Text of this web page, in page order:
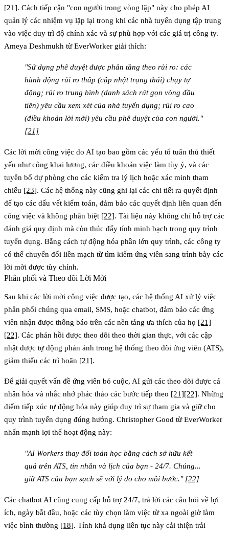
[21]. Cách tiếp cận "con người trong vòng lặp" này cho phép AI
quản lý các nhiệm vụ lặp lại trong khi các nhà tuyển dụng tập trung
vào việc duy trì độ chính xác và sự phù hợp với các giá trị công ty.
Ameya Deshmukh từ EverWorker giải thích:
"Sử dụng phê duyệt được phân tầng theo rủi ro: các
hành động rủi ro thấp (cập nhật trạng thái) chạy tự
động; rủi ro trung bình (danh sách rút gọn vòng đầu
tiên) yêu cầu xem xét của nhà tuyển dụng; rủi ro cao
(điều khoản lời mời) yêu cầu phê duyệt của con người."
[21]
Các lời mời công việc do AI tạo bao gồm các yếu tố tuân thủ thiết
yếu như công khai lương, các điều khoản việc làm tùy ý, và các
tuyên bố dự phòng cho các kiểm tra lý lịch hoặc xác minh tham
chiếu [23]. Các hệ thống này cũng ghi lại các chi tiết ra quyết định
để tạo các dấu vết kiểm toán, đảm bảo các quyết định liên quan đến
công việc và không phân biệt [22]. Tài liệu này không chỉ hỗ trợ các
đánh giá quy định mà còn thúc đẩy tính minh bạch trong quy trình
tuyển dụng. Bằng cách tự động hóa phần lớn quy trình, các công ty
có thể chuyển đổi liền mạch từ tìm kiếm ứng viên sang trình bày các
lời mời được tùy chỉnh.
Phân phối và Theo dõi Lời Mời
Sau khi các lời mời công việc được tạo, các hệ thống AI xử lý việc
phân phối chúng qua email, SMS, hoặc chatbot, đảm bảo các ứng
viên nhận được thông báo trên các nền tảng ưa thích của họ [21]
[22]. Các phản hồi được theo dõi theo thời gian thực, với các cập
nhật được tự động phản ánh trong hệ thống theo dõi ứng viên (ATS),
giảm thiểu các trì hoãn [21].
Để giải quyết vấn đề ứng viên bỏ cuộc, AI gửi các theo dõi được cá
nhân hóa và nhắc nhở phác thảo các bước tiếp theo [21][22]. Những
điểm tiếp xúc tự động hóa này giúp duy trì sự tham gia và giữ cho
quy trình tuyển dụng đúng hướng. Christopher Good từ EverWorker
nhấn mạnh lợi thế hoạt động này:
"AI Workers thay đổi toán học bằng cách sở hữu kết
quả trên ATS, tin nhắn và lịch của bạn - 24/7. Chúng...
giữ ATS của bạn sạch sẽ với lý do cho mỗi bước." [22]
Các chatbot AI cũng cung cấp hỗ trợ 24/7, trả lời các câu hỏi về lợi
ích, ngày bắt đầu, hoặc các tùy chọn làm việc từ xa ngoài giờ làm
việc bình thường [18]. Tính khả dụng liên tục này cải thiện trải